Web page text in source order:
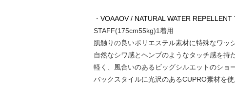
・ VOAAOV / NATURAL WATER REPELLENT
STAFF(175cm55kg)1着用
肌触りの良いポリエステル素材に特殊なワッ
自然なシワ感とヘンプのようなタッチ感を持
軽く、風合いのあるビッグシルエットのショ
バックスタイルに光沢のあるCUPRO素材を使